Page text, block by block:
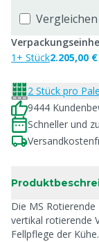
Vergleichen
1+ Stück2.205,00 €
2 Stück pro
9444
Schneller und
Die MS
vertikal rotierende
Fellpflege der Kühe.